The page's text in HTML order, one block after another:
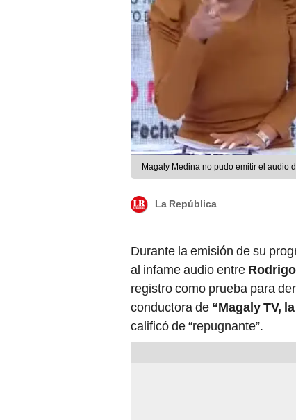
Magaly Medina no pudo emitir el audio
La República
Durante la emisión de su
al infame audio entre
registro como prueba para
conductora de “Magaly TV,
calificó de “repugnante”.